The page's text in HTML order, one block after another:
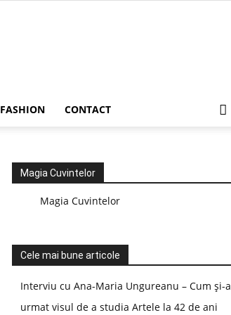
FASHION CONTACT
Magia Cuvintelor
Magia Cuvintelor
Cele mai bune articole
Interviu cu Ana-Maria Ungureanu – Cum și-a
urmat visul de a studia Artele la 42 de ani